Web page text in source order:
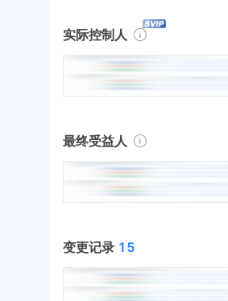
实际控制人
最终受益人
变更记录 15